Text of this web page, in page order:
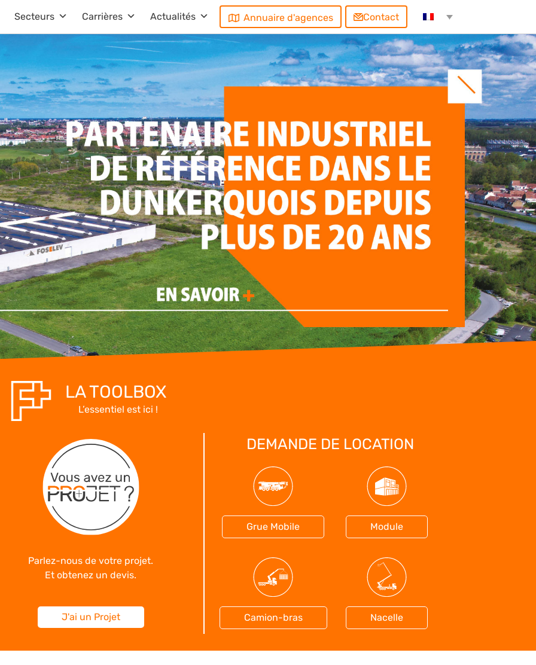
Secteurs Carrières Actualités Annuaire d'agences Contact
LA TOOLBOX
L’essentiel est ici !
Parlez-nous de votre projet.
Et obtenez un devis.
J'ai un Projet
DEMANDE DE LOCATION
Grue Mobile Module
Camion-bras Nacelle